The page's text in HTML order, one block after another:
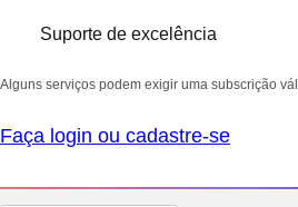
Suporte de excelência
Alguns serviços podem exigir uma subscrição
Faça login ou cadastre-se